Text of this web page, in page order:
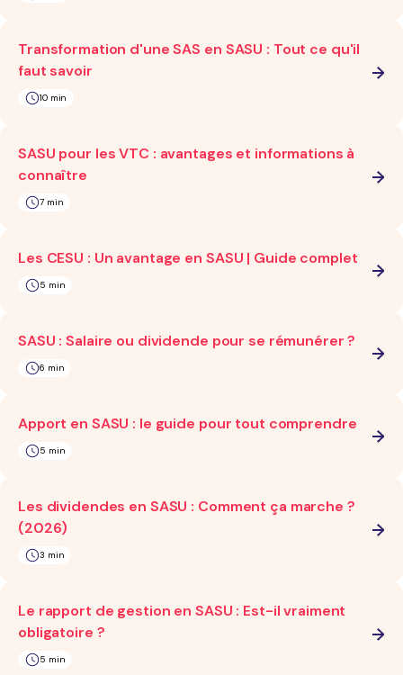
Transformation d'une SAS en SASU : Tout ce qu'il
faut savoir
10 min
SASU pour les VTC : avantages et informations à
connaître
7 min
Les CESU : Un avantage en SASU | Guide complet
5 min
SASU : Salaire ou dividende pour se rémunérer ?
6 min
Apport en SASU : le guide pour tout comprendre
5 min
Les dividendes en SASU : Comment ça marche ?
(2026)
3 min
Le rapport de gestion en SASU : Est-il vraiment
obligatoire ?
5 min